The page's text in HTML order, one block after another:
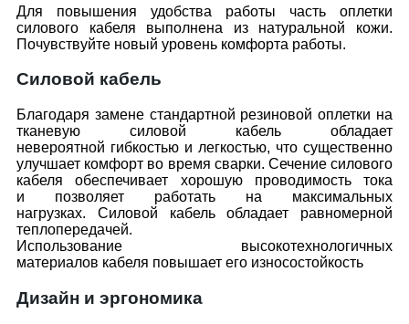
Для повышения удобства работы часть оплетки
силового кабеля выполнена из натуральной кожи.
Почувствуйте новый уровень комфорта работы.
Силовой кабель
Благодаря замене стандартной резиновой оплетки на
тканевую силовой кабель обладает
невероятной гибкостью и легкостью, что существенно
улучшает комфорт во время сварки. Сечение силового
кабеля обеспечивает хорошую проводимость тока
и позволяет работать на максимальных
нагрузках. Силовой кабель обладает равномерной
теплопередачей.
Использование высокотехнологичных
материалов кабеля повышает его износостойкость
Дизайн и эргономика